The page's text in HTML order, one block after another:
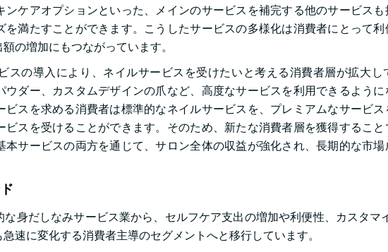
ケアオプションといった、メインのサービスを補完する他のサービス
満たすことができます。こうしたサービスの多様化は消費者にとって
の増加にもつながっています。
スの導入により、ネイルサービスを受けたいと考える消費者層が拡大し
ダー、カスタムデザインの爪など、高度なサービスを利用できるよう
スを求める消費者は標準的なネイルサービスを、プレミアムなサービ
ビスを受けることができます。そのため、新たな消費者層を獲得するこ
サービスの両方を通じて、サロン全体の収益が強化され、長期的な市
身だしなみサービス業から、セルフケア支出の増加や利便性、カスタマ
速に変化する消費者主導のセグメントへと移行しています。